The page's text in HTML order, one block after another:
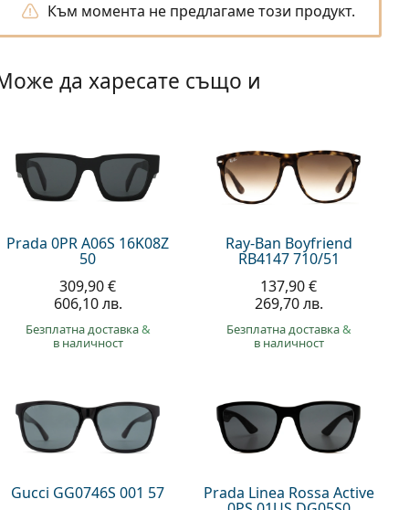
Към момента не предлагаме този продукт.
да харесате също и
Prada 0PR A06S 16K08Z
50
309,90 €
606,10 лв.
Безплатна доставка&
в наличност
Ray-Ban Boyfriend
RB4147 710/51
137,90 €
269,70 лв.
Безплатна доставка&
в наличност
Gucci GG0746S 001 57 Prada Linea Rossa Active